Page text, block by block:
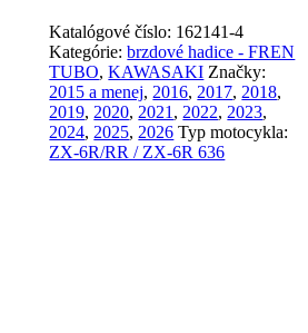
Katalógové číslo: 162141-4
Kategórie:brzdové hadice - FREN
TUBO,KAWASAKI Značky:
2015 a menej, 2016, 2017, 2018,
2019, 2020, 2021 , 2022, 2023,
2024, 2025, 2026 Typ motocykla:
ZX-6R/RR / ZX-6R 636